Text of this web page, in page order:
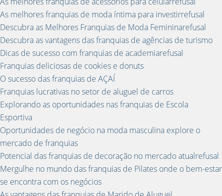
As melhores franquias de moda íntima para investirrefusal
Descubra as Melhores Franquias de Moda Femininarefusal
Descubra as vantagens das franquias de agências de turismo
Dicas de sucesso com franquias de academiarefusal
Franquias deliciosas de cookies e donuts
O sucesso das franquias de AÇAÍ
Franquias lucrativas no setor de aluguel de carros
Explorando as oportunidades nas franquias de Escola
Esportiva
Oportunidades de negócio na moda masculina explore o
mercado de franquias
Potencial das franquias de decoração no mercado atualrefusal
Mergulhe no mundo das franquias de Pilates onde o bem-estar
se encontra com os negócios